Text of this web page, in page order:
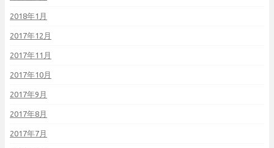
2018年1月
2017年12月
2017年11月
2017年10月
2017年9月
2017年8月
2017年7月